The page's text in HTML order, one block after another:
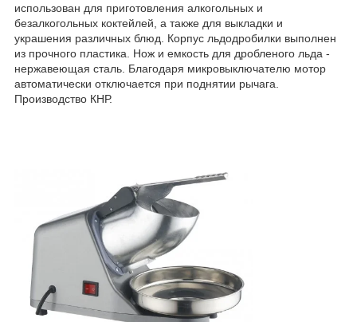
использован для приготовления алкогольных и
безалкогольных коктейлей, а также для выкладки и
украшения различных блюд. Корпус льдодробилки выполнен
из прочного пластика. Нож и емкость для дробленого льда -
нержавеющая сталь. Благодаря микровыключателю мотор
автоматически отключается при поднятии рычага.
Производство КНР.